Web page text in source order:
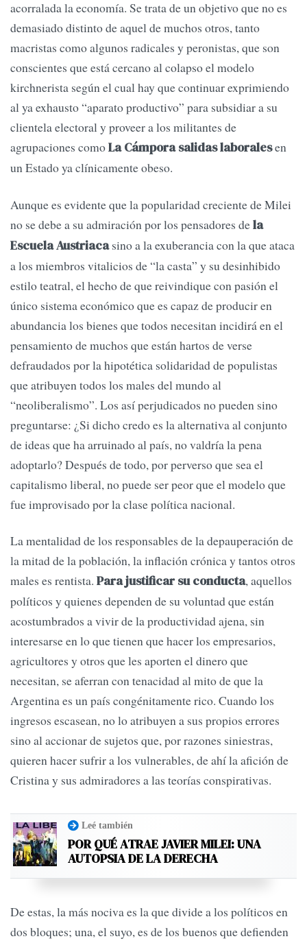
acorralada la economía. Se trata de un objetivo que no es
demasiado distinto de aquel de muchos otros, tanto
macristas como algunos radicales y peronistas, que son
conscientes que está cercano al colapso el modelo
kirchnerista según el cual hay que continuar exprimiendo
al ya exhausto “aparato productivo” para subsidiar a su
clientela electoral y proveer a los militantes de
agrupaciones comoLa Cámpora salidas laboralesen
un Estado ya clínicamente obeso.
Aunque es evidente que la popularidad creciente de Milei
no se debe a su admiración por los pensadores dela
Escuela Austriacasino a la exuberancia con la que ataca
a los miembros vitalicios de “la casta” y su desinhibido
estilo teatral, el hecho de que reivindique con pasión el
único sistema económico que es capaz de producir en
abundancia los bienes que todos necesitan incidirá en el
pensamiento de muchos que están hartos de verse
defraudados por la hipotética solidaridad de populistas
que atribuyen todos los males del mundo al
“neoliberalismo”. Los así perjudicados no pueden sino
preguntarse: ¿Si dicho credo es la alternativa al conjunto
de ideas que ha arruinado al país, no valdría la pena
adoptarlo? Después de todo, por perverso que sea el
capitalismo liberal, no puede ser peor que el modelo que
fue improvisado por la clase política nacional.
La mentalidad de los responsables de la depauperación de
la mitad de la población, la inflación crónica y tantos otros
males es rentista. Para justificar su conducta, aquellos
políticos y quienes dependen de su voluntad que están
acostumbrados a vivir de la productividad ajena, sin
interesarse en lo que tienen que hacer los empresarios,
agricultores y otros que les aporten el dinero que
necesitan, se aferran con tenacidad al mito de que la
Argentina es un país congénitamente rico. Cuando los
ingresos escasean, no lo atribuyen a sus propios errores
sino al accionar de sujetos que, por razones siniestras,
quieren hacer sufrir a los vulnerables, de ahí la afición de
Cristina y sus admiradores a las teorías conspirativas.
Leé también
POR QUÉ ATRAE JAVIER MILEI: UNA
AUTOPSIA DE LA DERECHA
De estas, la más nociva es la que divide a los políticos en
dos bloques; una, el suyo, es de los buenos que defienden